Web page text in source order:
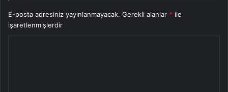
E-posta adresiniz yayınlanmayacak. Gerekli alanlar * ile
işaretlenmişlerdir